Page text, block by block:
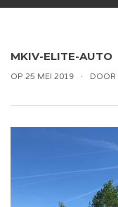
MKIV-ELITE-AUTO
OP 25 MEI 2019 DOOR